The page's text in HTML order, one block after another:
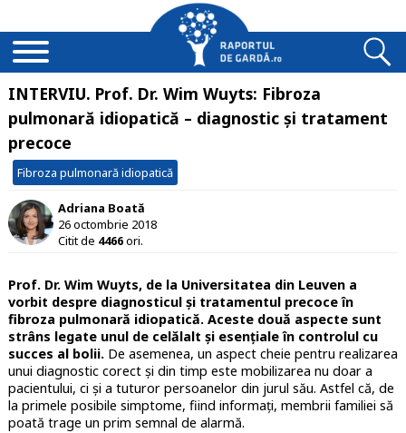
INTERVIU. Prof. Dr. Wim Wuyts: Fibroza
pulmonară idiopatică – diagnostic și tratament
precoce
Fibroza pulmonară idiopatică
Adriana Boată
26 octombrie 2018
Citit de 4466ori.
Prof. Dr. Wim Wuyts, de la Universitatea din Leuven a
vorbit despre diagnosticul și tratamentul precoce în
fibroza pulmonară idiopatică. Aceste două aspecte sunt
strâns legate unul de celălalt și esențiale în controlul cu
succes al bolii.De asemenea, un aspect cheie pentru realizarea
unui diagnostic corect și din timp este mobilizarea nu doar a
pacientului, ci și a tuturor persoanelor din jurul său. Astfel că, de
la primele posibile simptome, fiind informați, membrii familiei să
poată trage un prim semnal de alarmă.